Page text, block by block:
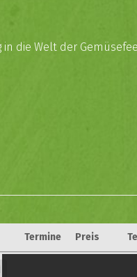
die Welt der
Termine Preis